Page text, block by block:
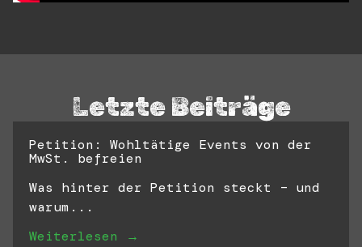
Letzte Beiträge
Petition: Wohltätige Events von der
MwSt. befreien
Was hinter der Petition steckt – und
warum...
Weiterlesen →